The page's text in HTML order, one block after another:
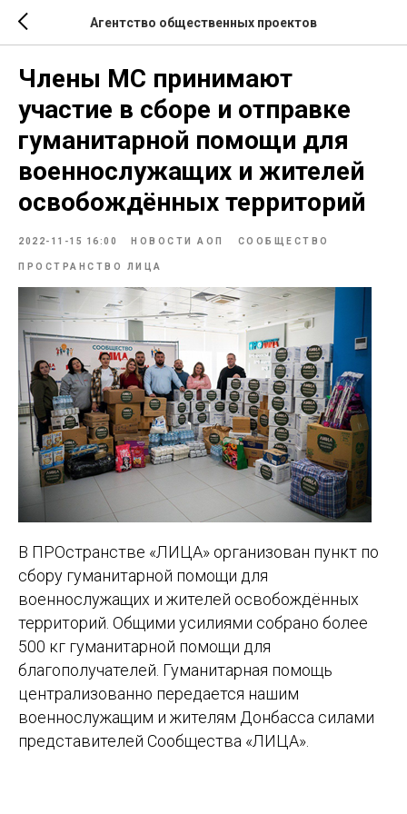
Агентство общественных проектов
Члены МС принимают
участие в сборе и отправке
гуманитарной помощи для
военнослужащих и жителей
освобождённых территорий
2022-11-15 16:00 НОВОСТИ АОП СООБЩЕСТВО
ПРОСТРАНСТВО ЛИЦА
В ПРОстранстве «ЛИЦА» организован пункт по
сбору гуманитарной помощи для
военнослужащих и жителей освобождённых
территорий. Общими усилиями собрано более
500 кг гуманитарной помощи для
благополучателей. Гуманитарная помощь
централизованно передается нашим
военнослужащим и жителям Донбасса силами
представителей Сообщества «ЛИЦА».